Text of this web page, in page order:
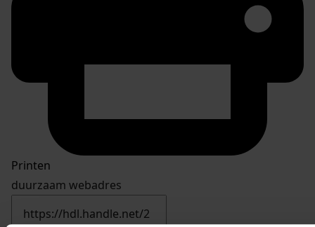
Printen
duurzaam webadres